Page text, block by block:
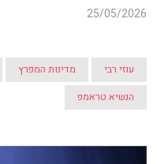
25/05/2026
עוזי רבי מדינות המפרץ
הנשיא טראמפ